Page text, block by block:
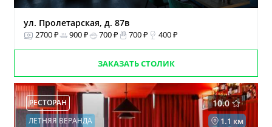
ул. Пролетарская, д. 87в
2700 ₽ 900 ₽ 700 ₽ 700 ₽ 400 ₽
ЗАКАЗАТЬ СТОЛИК
10.0
РЕСТОРАН
1.1 км
ЛЕТНЯЯ ВЕРАНДА